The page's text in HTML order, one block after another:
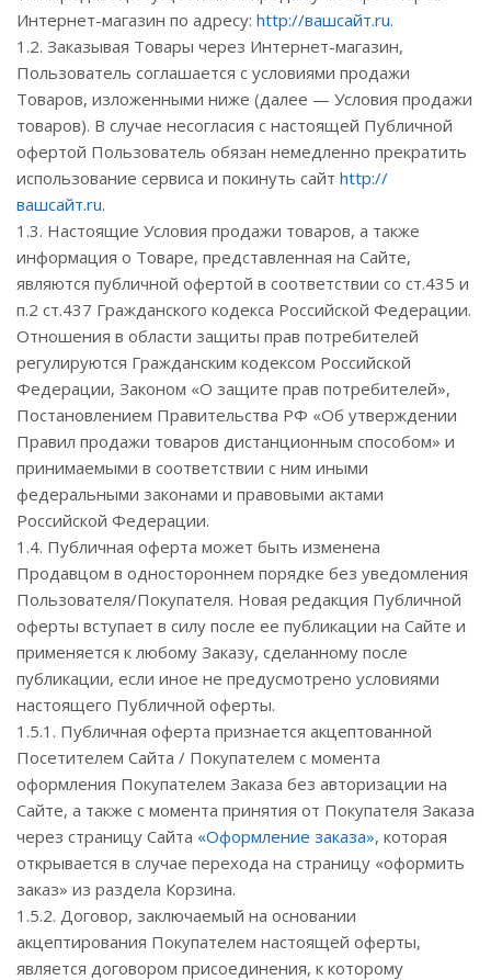
Интернет-магазин по адресу: http://вашсайт.ru.
1.2. Заказывая Товары через Интернет-магазин,
Пользователь соглашается с условиями продажи
Товаров, изложенными ниже (далее — Условия продажи
товаров). В случае несогласия с настоящей Публичной
офертой Пользователь обязан немедленно прекратить
использование сервиса и покинуть сайт http://
вашсайт.ru.
1.3. Настоящие Условия продажи товаров, а также
информация о Товаре, представленная на Сайте,
являются публичной офертой в соответствии со ст.435 и
п.2 ст.437 Гражданского кодекса Российской Федерации.
Отношения в области защиты прав потребителей
регулируются Гражданским кодексом Российской
Федерации, Законом «О защите прав потребителей»,
Постановлением Правительства РФ «Об утверждении
Правил продажи товаров дистанционным способом» и
принимаемыми в соответствии с ним иными
федеральными законами и правовыми актами
Российской Федерации.
1.4. Публичная оферта может быть изменена
Продавцом в одностороннем порядке без уведомления
Пользователя/Покупателя. Новая редакция Публичной
оферты вступает в силу после ее публикации на Сайте и
применяется к любому Заказу, сделанному после
публикации, если иное не предусмотрено условиями
настоящего Публичной оферты.
1.5.1. Публичная оферта признается акцептованной
Посетителем Сайта / Покупателем с момента
оформления Покупателем Заказа без авторизации на
Сайте, а также с момента принятия от Покупателя Заказа
через страницу Сайта «Оформление заказа», которая
открывается в случае перехода на страницу «оформить
заказ» из раздела Корзина.
1.5.2. Договор, заключаемый на основании
акцептирования Покупателем настоящей оферты,
является договором присоединения, к которому